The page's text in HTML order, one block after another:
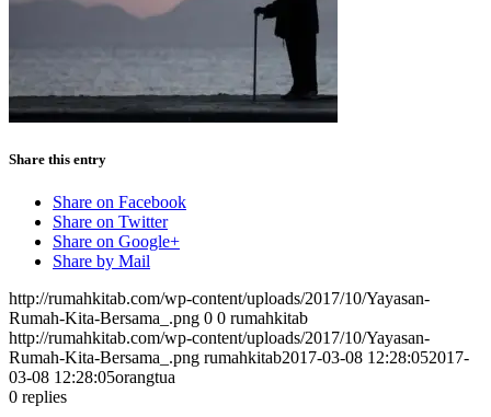
Share this entry
Share on Facebook
Share on Twitter
Share on Google+
Share by Mail
http://rumahkitab.com/wp-content/uploads/2017/10/Yayasan-
Rumah-Kita-Bersama_.png 0 0 rumahkitab
http://rumahkitab.com/wp-content/uploads/2017/10/Yayasan-
Rumah-Kita-Bersama_.png rumahkitab2017-03-08 12:28:052017-
03-08 12:28:05orangtua
0 replies